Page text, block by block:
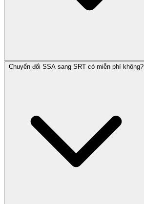
Chuyển đổi SSA sang SRT có miễn phí không?